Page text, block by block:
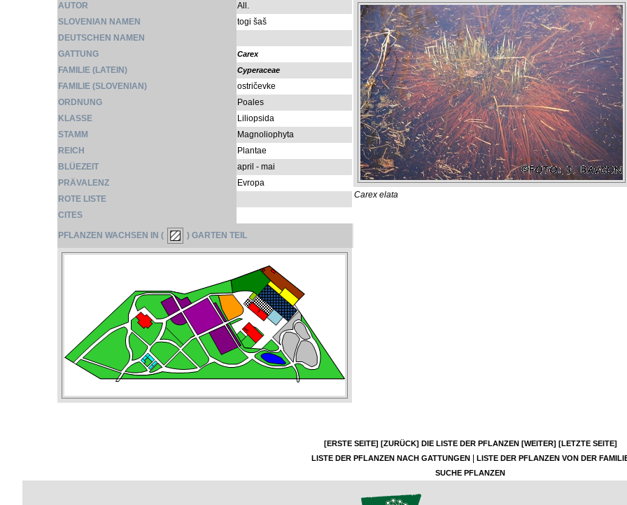
AUTOR
All.
SLOVENIAN NAMEN
togi šaš
DEUTSCHEN NAMEN
GATTUNG
Carex
FAMILIE (LATEIN) Cyperaceae
FAMILIE (SLOVENIAN)
ostričevke
ORDNUNG
Poales
KLASSE
Liliopsida
STAMM
Magnoliophyta
REICH
Plantae
BLÜEZEIT
april - mai
PRÄVALENZ
Evropa
ROTE LISTE
CITES
PFLANZEN WACHSEN IN ( ) GARTEN TEIL
Carex elata
[ERSTE SEITE] [ZURÜCK] DIE LISTE DER PFLANZEN [WEITER] [LETZTE SEITE]
LISTE DER PFLANZEN NACH GATTUNGEN
LISTE DER PFLANZEN VON DER
SUCHE PFLANZEN